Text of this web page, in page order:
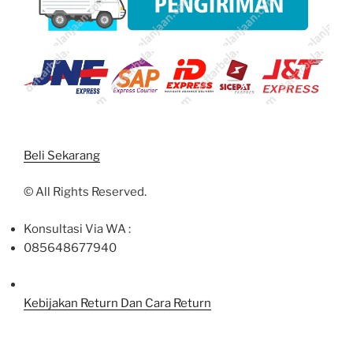
Beli Sekarang
©All Rights Reserved.
Konsultasi Via WA :
085648677940
Kebijakan Return Dan Cara Return